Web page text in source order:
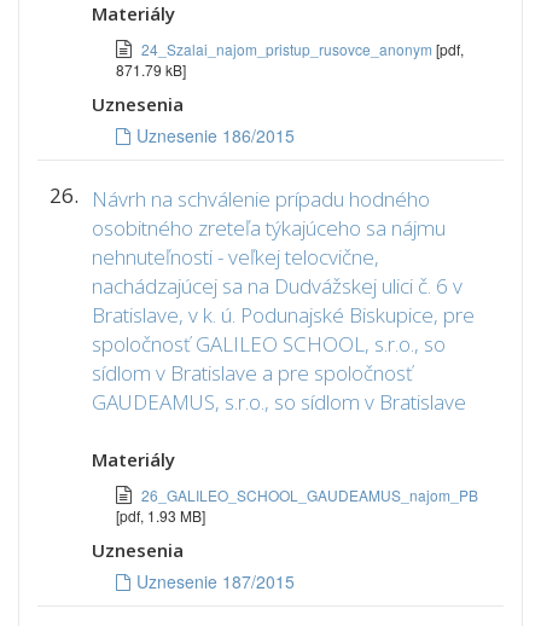
Materiály
24_Szalai_najom_pristup_rusovce_anonym [pdf,
871.79 kB]
Uznesenia
Uznesenie 186/2015
26.
Návrh na schválenie prípadu hodného
osobitného zreteľa týkajúceho sa nájmu
nehnuteľnosti - veľkej telocvične,
nachádzajúcej sa na Dudvážskej ulici č. 6 v
Bratislave, v k. ú. Podunajské Biskupice, pre
spoločnosť GALILEO SCHOOL, s.r.o., so
sídlom v Bratislave a pre spoločnosť
GAUDEAMUS, s.r.o., so sídlom v Bratislave
Materiály
26_GALILEO_SCHOOL_GAUDEAMUS_najom_PB
[pdf, 1.93 MB]
Uznesenia
Uznesenie 187/2015